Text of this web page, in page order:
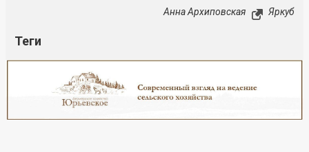
Анна Архиповская Яркуб
Теги